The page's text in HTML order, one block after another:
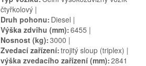
čtyřkolový
Druh pohonu Diesel
Výška zdvihu (mm) 6455
Nosnost (kg) 3000
Zvedací zařízení trojitý sloup (triplex)
výška zvedacího zařízení (mm) 2841